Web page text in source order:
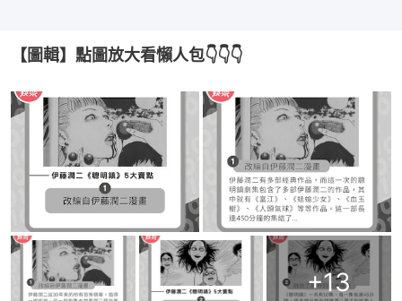
【圖輯】點圖放大看懶人包👇👇👇
+13